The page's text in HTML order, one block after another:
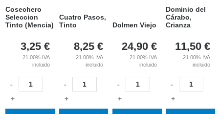
Cosechero
Seleccion
Tinto (Mencia)
3,25 €
21.00% IVA
incluido
-
+
Cuatro Pasos,
Tinto
8,25 €
21.00% IVA
incluido
-
+
Dolmen Viejo
24,90 €
21.00% IVA
incluido
-
+
Dominio del
Cárabo,
Crianza
11,50 €
21.00% IVA
incluido
-
+